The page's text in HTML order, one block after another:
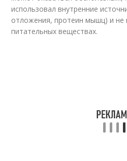
использовал внутренние
отложения, протеин мышц) и не
питательных веществах.